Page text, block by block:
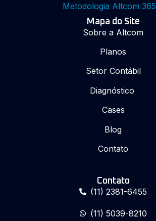
Metodologia Altcom 365
Mapa do Site
Sobre a Altcom
Planos
Setor Contábil
Diagnóstico
Cases
Blog
Contato
Contato
(11) 2381-6455
(11) 5039-8210